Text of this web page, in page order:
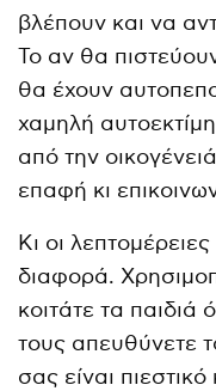
βλέπουν και να
Το αν θα
θα έχουν
χαμηλή
από την
επαφή κι
Κι οι
διαφορά.
κοιτάτε τα παιδιά
τους απευθύνετε
σας είναι